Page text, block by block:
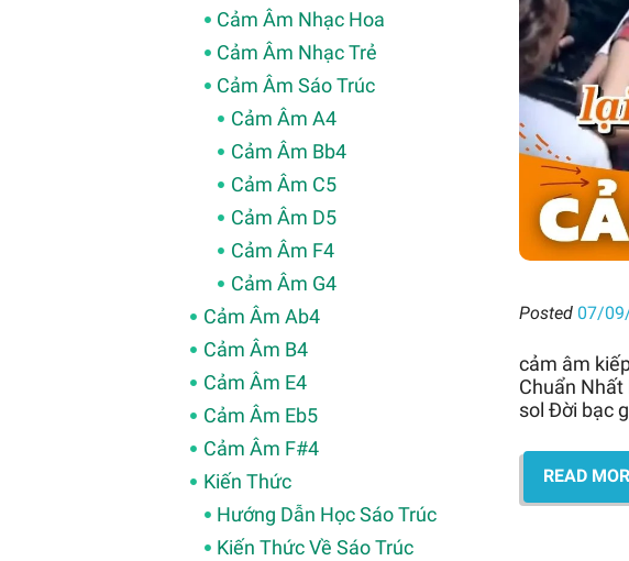
Posted 07/
cảm âm
Chuẩn
sol Đời bạc
READ
Cảm Âm Nhạc Hoa
Cảm Âm Nhạc Trẻ
Cảm Âm Sáo Trúc
Cảm Âm A4
Cảm Âm Bb4
Cảm Âm C5
Cảm Âm D5
Cảm Âm F4
Cảm Âm G4
Cảm Âm Ab4
Cảm Âm B4
Cảm Âm E4
Cảm Âm Eb5
Cảm Âm F#4
Kiến Thức
Hướng Dẫn Học Sáo Trúc
Kiến Thức Về Sáo Trúc